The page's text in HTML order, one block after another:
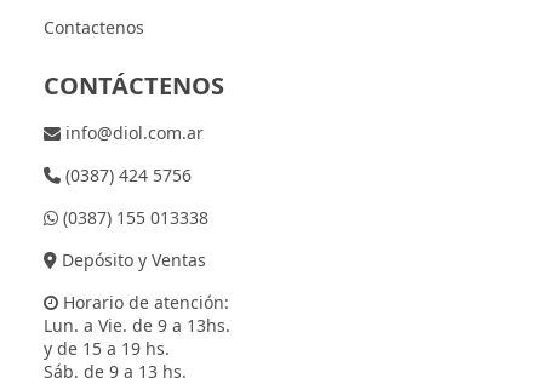
Contactenos
CONTÁCTENOS
info@diol.com.ar
(0387) 424 5756
(0387) 155 013338
Depósito y Ventas
Horario de atención:
Lun. a Vie. de 9 a 13hs.
y de 15 a 19 hs.
Sáb. de 9 a 13 hs.